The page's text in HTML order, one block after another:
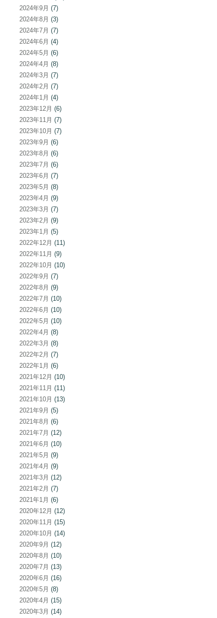
2024年9月 (7)
2024年8月 (3)
2024年7月 (7)
2024年6月 (4)
2024年5月 (6)
2024年4月 (8)
2024年3月 (7)
2024年2月 (7)
2024年1月 (4)
2023年12月 (6)
2023年11月 (7)
2023年10月 (7)
2023年9月 (6)
2023年8月 (6)
2023年7月 (6)
2023年6月 (7)
2023年5月 (8)
2023年4月 (9)
2023年3月 (7)
2023年2月 (9)
2023年1月 (5)
2022年12月 (11)
2022年11月 (9)
2022年10月 (10)
2022年9月 (7)
2022年8月 (9)
2022年7月 (10)
2022年6月 (10)
2022年5月 (10)
2022年4月 (8)
2022年3月 (8)
2022年2月 (7)
2022年1月 (6)
2021年12月 (10)
2021年11月 (11)
2021年10月 (13)
2021年9月 (5)
2021年8月 (6)
2021年7月 (12)
2021年6月 (10)
2021年5月 (9)
2021年4月 (9)
2021年3月 (12)
2021年2月 (7)
2021年1月 (6)
2020年12月 (12)
2020年11月 (15)
2020年10月 (14)
2020年9月 (12)
2020年8月 (10)
2020年7月 (13)
2020年6月 (16)
2020年5月 (8)
2020年4月 (15)
2020年3月 (14)